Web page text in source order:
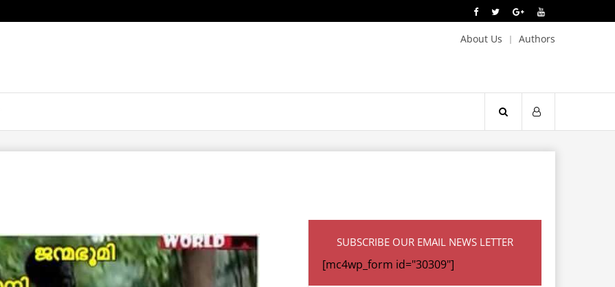
About Us Authors
SUBSCRIBE OUR EMAIL NEWS LETTER
[mc4wp_form id="30309"]